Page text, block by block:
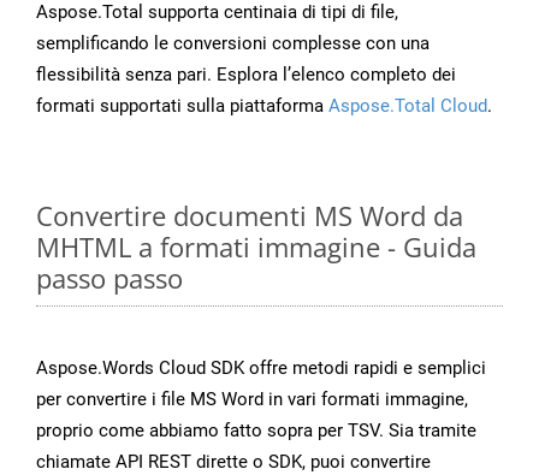
Aspose.Total supporta centinaia di tipi di file,
semplificando le conversioni complesse con una
flessibilità senza pari. Esplora l’elenco completo dei
formati supportati sulla piattaforma Aspose.Total Cloud.
Convertire documenti MS Word da
MHTML a formati immagine - Guida
passo passo
Aspose.Words Cloud SDK offre metodi rapidi e semplici
per convertire i file MS Word in vari formati immagine,
proprio come abbiamo fatto sopra per TSV. Sia tramite
chiamate API REST dirette o SDK, puoi convertire